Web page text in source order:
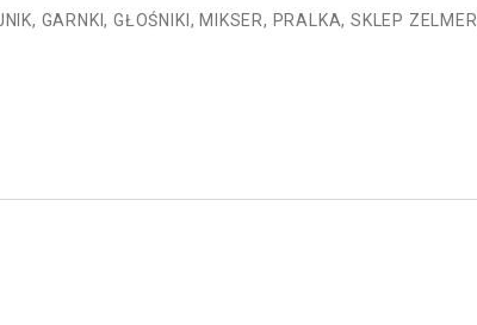
, GARNKI,GŁOŚNIKI , MIKSER, PRALKA, SKLEP ZELMER